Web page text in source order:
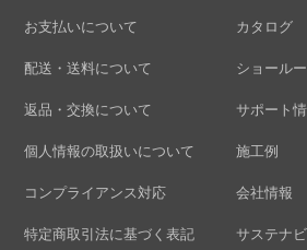
お支払いについて
配送・送料について
返品・交換について
個人情報の取扱いについて
コンプライアンス対応
特定商取引法に基づく表記
カタログ
ショール
サポート
施工例
会社情報
サステナ